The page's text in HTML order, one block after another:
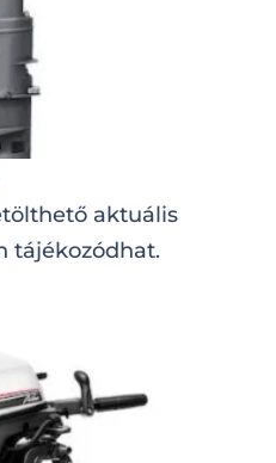
aktuális
tájékozódhat.